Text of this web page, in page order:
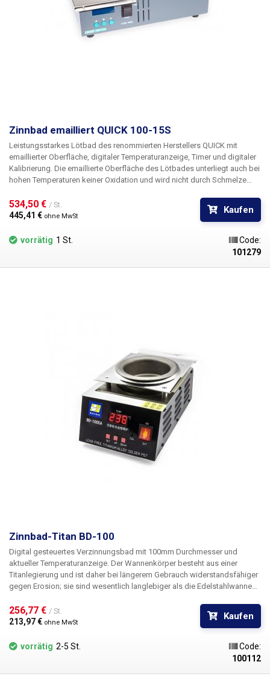
Zinnbad emailliert QUICK 100-15S
Leistungsstarkes Lötbad des renommierten Herstellers QUICK mit
emaillierter Oberfläche, digitaler Temperaturanzeige, Timer und digitaler
Kalibrierung. Die emaillierte Oberfläche des Lötbades unterliegt auch bei
hohen Temperaturen keiner Oxidation und wird nicht durch Schmelze
534,50 € / St.
445,41 € ohne MwSt
Kaufen
vorrätig 1 St.
Code:
101279
Zinnbad-Titan BD-100
Digital gesteuertes Verzinnungsbad mit 100mm Durchmesser und
aktueller Temperaturanzeige. Der Wannenkörper besteht aus einer
Titanlegierung und ist daher bei längerem Gebrauch widerstandsfähiger
gegen Erosion; sie sind wesentlich langlebiger als die Edelstahlwannen
Titanlegierung, aus der es hergestellt ist, wesentlich höhere
Betriebstemperaturen als Edelstahlbäder, nämlich bis zu 600°C im
256,77 € / St.
213,97 € ohne MwSt
Kaufen
vorrätig 2-5 St.
Code:
100112